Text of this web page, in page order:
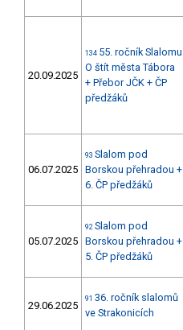
20.09.2025
134 55. ročník Slalomu
O štít města Tábora
+ Přebor JČK + ČP
předžáků
06.07.2025
93 Slalom pod
Borskou přehradou +
6. ČP předžáků
05.07.2025
92 Slalom pod
Borskou přehradou +
5. ČP předžáků
29.06.2025
91 36. ročník slalomů
ve Strakonicích